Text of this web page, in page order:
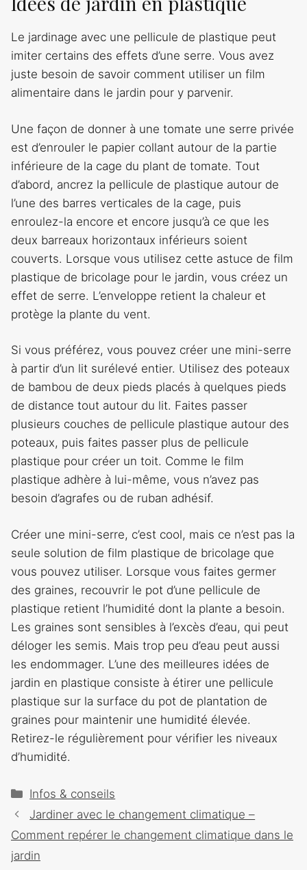
Le jardinage avec une pellicule de plastique peut
imiter certains des effets d’une serre. Vous avez
juste besoin de savoir comment utiliser un film
alimentaire dans le jardin pour y parvenir.
Une façon de donner à une tomate une serre privée
est d’enrouler le papier collant autour de la partie
inférieure de la cage du plant de tomate. Tout
d’abord, ancrez la pellicule de plastique autour de
l’une des barres verticales de la cage, puis
enroulez-la encore et encore jusqu’à ce que les
deux barreaux horizontaux inférieurs soient
couverts. Lorsque vous utilisez cette astuce de film
plastique de bricolage pour le jardin, vous créez un
effet de serre. L’enveloppe retient la chaleur et
protège la plante du vent.
Si vous préférez, vous pouvez créer une mini-serre
à partir d’un lit surélevé entier. Utilisez des poteaux
de bambou de deux pieds placés à quelques pieds
de distance tout autour du lit. Faites passer
plusieurs couches de pellicule plastique autour des
poteaux, puis faites passer plus de pellicule
plastique pour créer un toit. Comme le film
plastique adhère à lui-même, vous n’avez pas
besoin d’agrafes ou de ruban adhésif.
Créer une mini-serre, c’est cool, mais ce n’est pas la
seule solution de film plastique de bricolage que
vous pouvez utiliser. Lorsque vous faites germer
des graines, recouvrir le pot d’une pellicule de
plastique retient l’humidité dont la plante a besoin.
Les graines sont sensibles à l’excès d’eau, qui peut
déloger les semis. Mais trop peu d’eau peut aussi
les endommager. L’une des meilleures idées de
jardin en plastique consiste à étirer une pellicule
plastique sur la surface du pot de plantation de
graines pour maintenir une humidité élevée.
Retirez-le régulièrement pour vérifier les niveaux
d’humidité.
Catégories
Infos & conseils
Navigation
des
Jardiner avec le changement climatique –
Comment repérer le changement climatique dans le
jardin